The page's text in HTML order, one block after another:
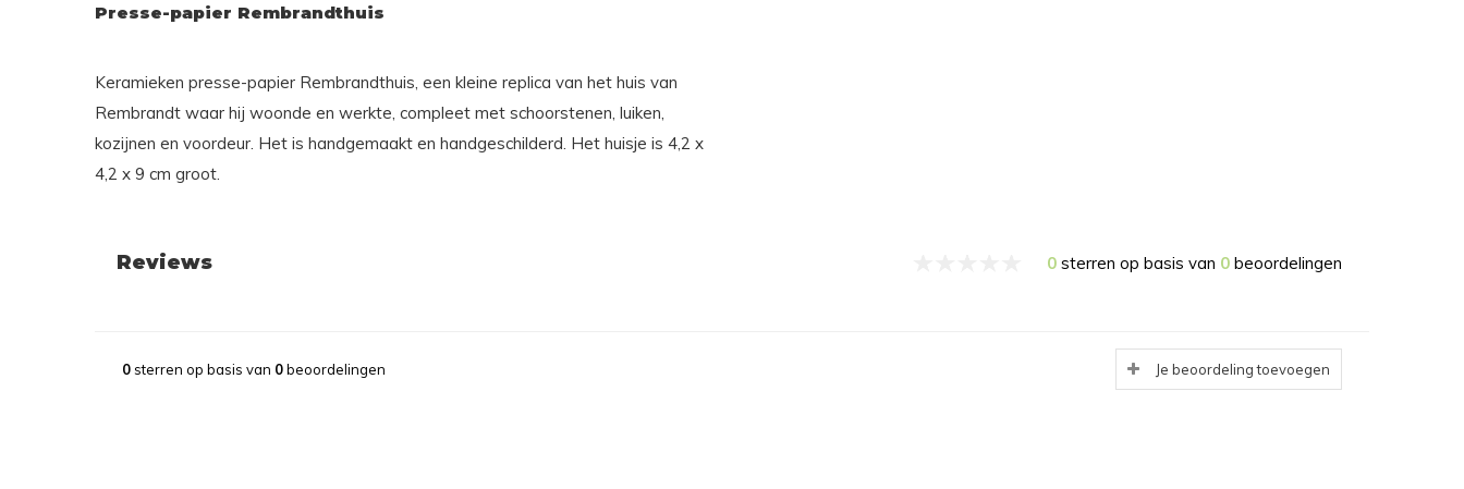
Presse-papier Rembrandthuis
Keramieken presse-papier Rembrandthuis, een kleine replica van het huis van
Rembrandt waar hij woonde en werkte, compleet met schoorstenen, luiken,
kozijnen en voordeur. Het is handgemaakt en handgeschilderd. Het huisje is 4,2 x
4,2 x 9 cm groot.
Reviews 0 sterren op basis van 0 beoordelingen
0sterren op basis van 0beoordelingen Je beoordeling toevoegen